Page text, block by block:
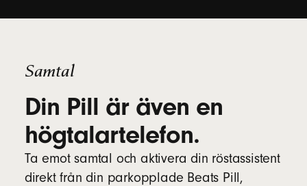
Samtal
Din Pill är även en
högtalartelefon.
Ta emot samtal och aktivera din röstassistent
direkt från din parkopplade Beats Pill,